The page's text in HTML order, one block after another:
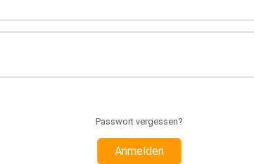
Passwort vergessen?
Anmelden